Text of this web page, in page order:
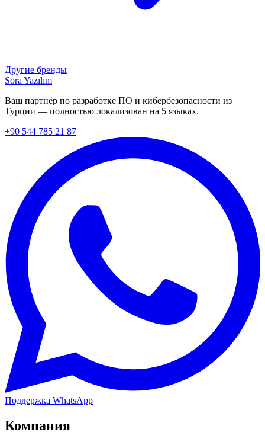
Другие бренды
Sora Yazılım
Ваш партнёр по разработке ПО и кибербезопасности из
Турции — полностью локализован на 5 языках.
+90 544 785 21 87
Поддержка WhatsApp
Компания